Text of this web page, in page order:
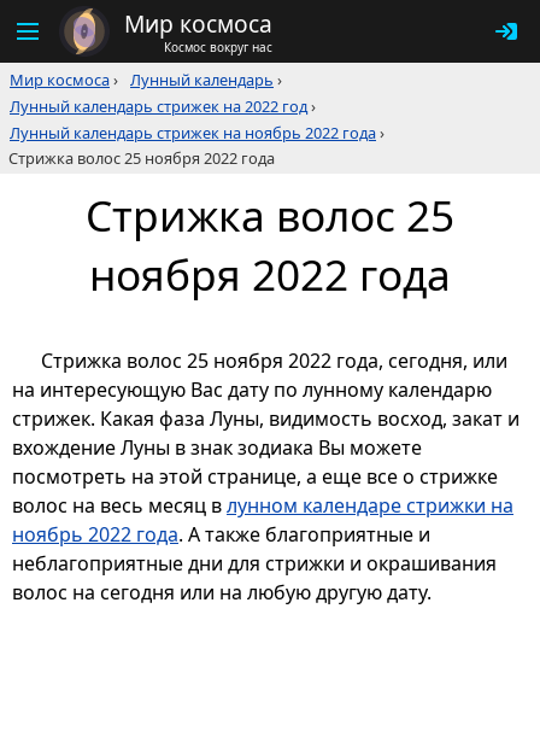
Мир космоса
Космос вокруг нас
Мир космоса› Лунный календарь ›
Лунный календарь стрижек на 2022 год›
Лунный календарь стрижек на ноябрь 2022 года›
Стрижка волос 25 ноября 2022 года
Стрижка волос 25
ноября 2022 года
Стрижка волос 25 ноября 2022 года, сегодня, или
на интересующую Вас дату по лунному календарю
стрижек. Какая фаза Луны, видимость восход, закат и
вхождение Луны в знак зодиака Вы можете
посмотреть на этой странице, а еще все о стрижке
волос на весь месяц влунном календаре стрижки на
ноябрь 2022 года. А также благоприятные и
неблагоприятные дни для стрижки и окрашивания
волос на сегодня или на любую другую дату.